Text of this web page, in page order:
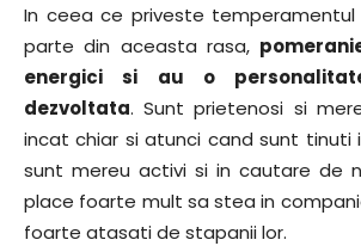
In ceea ce priveste
parte din aceasta rasa,
energici si au o
dezvoltata. Sunt prietenosi si
incat chiar si atunci cand sunt
sunt mereu activi si in cautare de
place foarte mult sa stea in
foarte atasati de stapanii lor.